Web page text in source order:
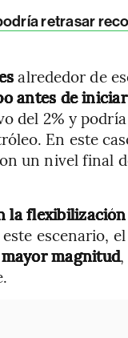
retrasar
alrededor de
antes de
del 2% y
En este
un nivel final
la
este escenario,
magnitud,